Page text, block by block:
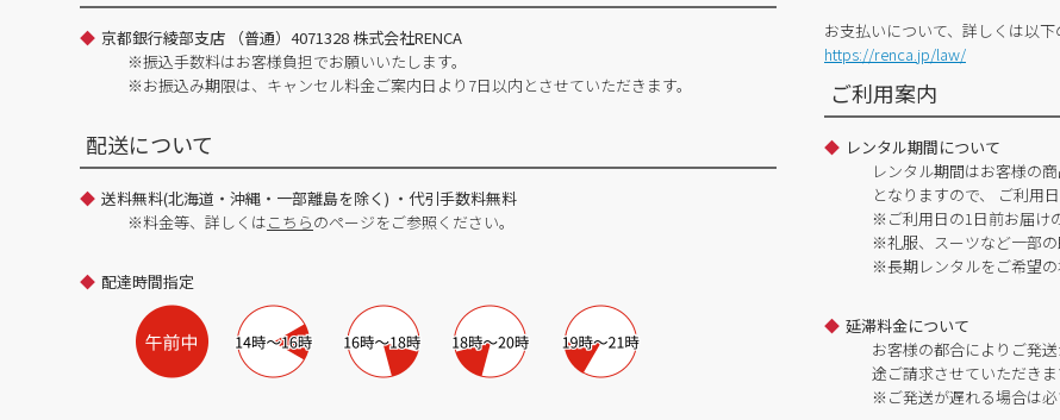
京都銀行綾部支店 （普通）4071328 株式会社RENCA
※振込手数料はお客様負担でお願いいたします。
※お振込み期限は、キャンセル料金ご案内日より7日以内とさせていただきます。
配送について
送料無料(北海道・沖縄・一部離島を除く) ・代引手数料無料
※料金等、詳しくはこちらのページをご参照ください。
配達時間指定
お支払いについて、詳しくは以下
https://renca.jp/law/
ご利用案内
レンタル期間について
レンタル期間はお客様の
となりますので、 ご利用
※ご利用日の1日前お届け
※礼服、スーツなど一部の
※長期レンタルをご希望の
延滞料金について
お客様の都合によりご発
途ご請求させていただきま
※ご発送が遅れる場合は必